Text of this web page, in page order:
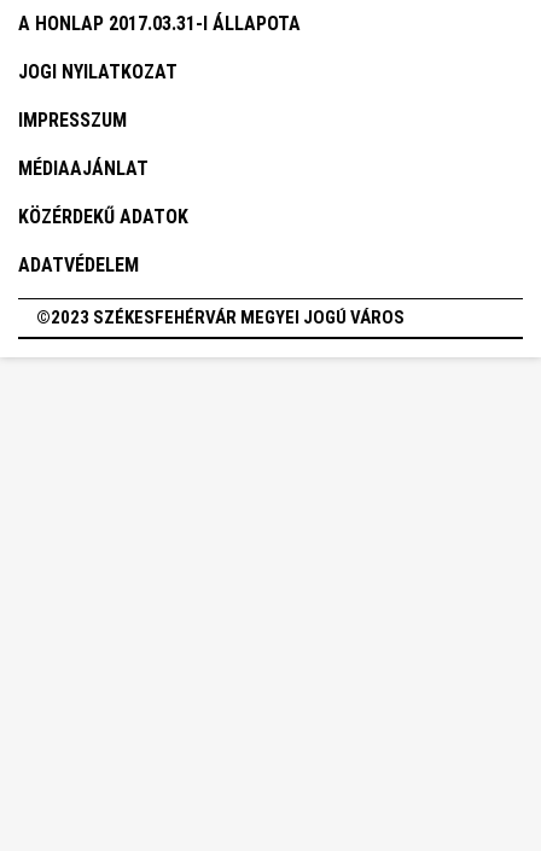
A HONLAP 2017.03.31-I ÁLLAPOTA
JOGI NYILATKOZAT
IMPRESSZUM
MÉDIAAJÁNLAT
KÖZÉRDEKŰ ADATOK
ADATVÉDELEM
©2023 SZÉKESFEHÉRVÁR MEGYEI JOGÚ VÁROS